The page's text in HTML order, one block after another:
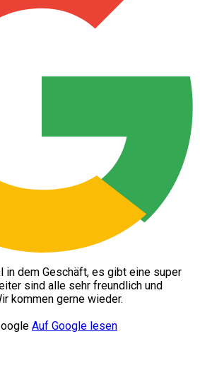
in dem Geschäft, es gibt eine super
sind alle sehr freundlich und
kommen gerne wieder.
Auf Google lesen